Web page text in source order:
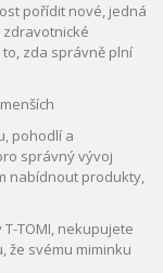
pořídit nové, jedná
zdravotnické
zda správně plní
pohodlí a
správný vývoj
nabídnout produkty,
TOMI, nekupujete
že svému miminku